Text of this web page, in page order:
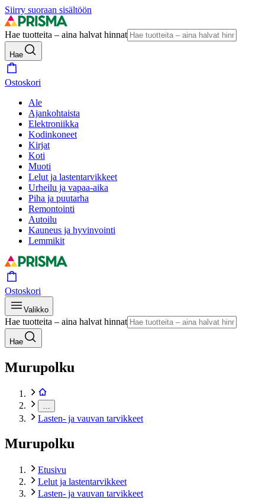
Siirry suoraan sisältöön
Hae tuotteita – aina halvat hinnat
Hae
Ostoskori
Ale
Ajankohtaista
Elektroniikka
Kodinkoneet
Kirjat
Koti
Muoti
Lelut ja lastentarvikkeet
Urheilu ja vapaa-aika
Piha ja puutarha
Remontointi
Autoilu
Kauneus ja hyvinvointi
Lemmikit
Ostoskori
Valikko
Hae tuotteita – aina halvat hinnat
Hae
Murupolku
Lasten- ja vauvan tarvikkeet
Murupolku
Etusivu
Lelut ja lastentarvikkeet
Lasten- ja vauvan tarvikkeet